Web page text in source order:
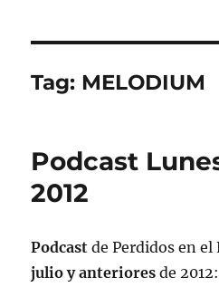
Tag: MELODIUM
Podcast
2012
Podcastde Perdidos en el
julio y anterioresde